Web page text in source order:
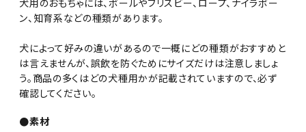
犬用のおもちゃには、ボールやフリスビー、ロープ、ナイラボー
ン、知育系などの種類があります。
犬によって好みの違いがあるので一概にどの種類がおすすめと
は言えませんが、誤飲を防ぐためにサイズだけは注意しましょ
う。商品の多くはどの犬種用かが記載されていますので、必ず
確認してください。
●素材